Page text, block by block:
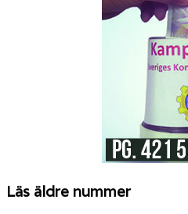
Läs äldre nummer